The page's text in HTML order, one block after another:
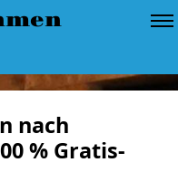
nach
% Gratis-